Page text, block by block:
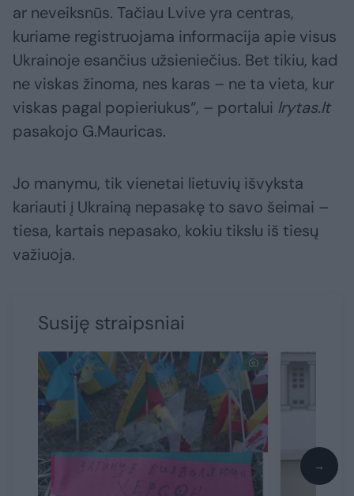
ar neveiksnūs. Tačiau Lvive yra centras,
kuriame registruojama informacija apie visus
Ukrainoje esančius užsieniečius. Bet tikiu, kad
ne viskas žinoma, nes karas – ne ta vieta, kur
viskas pagal popieriukus“, – portalui lrytas.lt
pasakojo G.Mauricas.
Jo manymu, tik vienetai lietuvių išvyksta
kariauti į Ukrainą nepasakę to savo šeimai –
tiesa, kartais nepasako, kokiu tikslu iš tiesų
važiuoja.
Susiję straipsniai
→